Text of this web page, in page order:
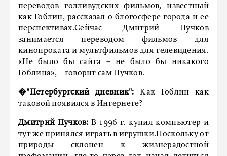
переводов голливудских фильмов, известный
как Гоблин, рассказал о блогосфере города и ее
перспективах.Сейчас Дмитрий Пучков
занимается переводом фильмов для
кинопроката и мультфильмов для телевидения.
«Не было бы сайта – не было бы никакого
Гоблина», – говорит сам Пучков.
�"Петербургский дневник": Как Гоблин как
таковой появился в Интернете?
Дмитрий Пучков: В 1996 г. купил компьютер и
тут же принялся играть в игрушки.Поскольку от
природы склонен к жизнерадостной